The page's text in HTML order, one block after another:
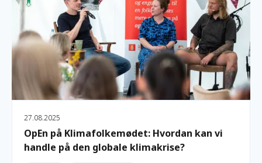
27.08.2025
OpEn på Klimafolkemødet: Hvordan kan vi
handle på den globale klimakrise?